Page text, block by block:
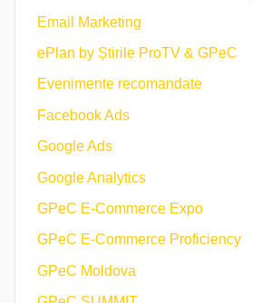
Email Marketing
ePlan by Știrile ProTV & GPeC
Evenimente recomandate
Facebook Ads
Google Ads
Google Analytics
GPeC E-Commerce Expo
GPeC E-Commerce Proficiency
GPeC Moldova